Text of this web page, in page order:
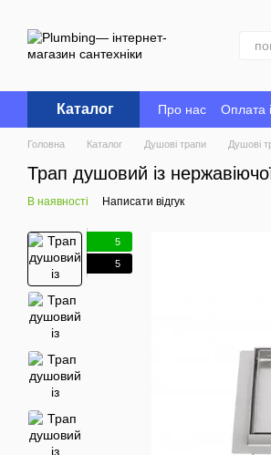
Каталог Про нас Оплата
Головна Каталог Душові трапи Душові
Трап душовий із
В наявності Написати відгук
5
5